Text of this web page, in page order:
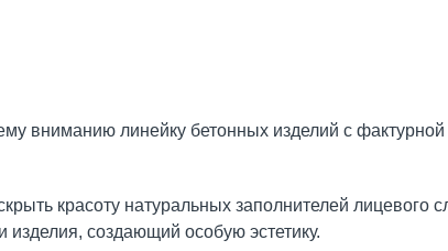
вниманию линейку бетонных изделий с
красоту натуральных заполнителей лицевого
создающий особую эстетику.